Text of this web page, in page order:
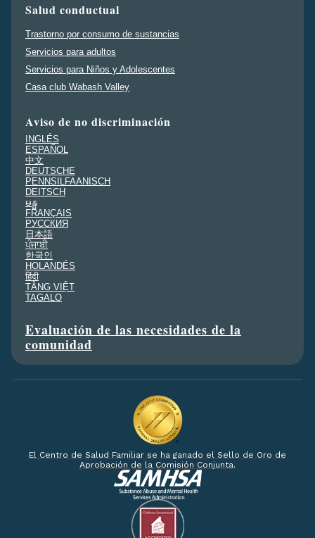
Salud conductual
Trastorno por consumo de sustancias
Servicios para adultos
Servicios para Niños y Adolescentes
Casa club Wabash Valley
Aviso de no discriminación
INGLÉS
ESPAÑOL
中文
DEUTSCHE
PENNSILFAANISCH
DEITSCH
မန္မ
FRANÇAIS
PУССКИЯ
日本語
ਪੰਜਾਬੀ
한국인
HOLANDÉS
हिंदी
TÂNG VIỆT
TAGALO
Evaluación de las necesidades de la
comunidad
El Centro de Salud Familiar se ha ganado el Sello de Oro de
Aprobación de la Comisión Conjunta.